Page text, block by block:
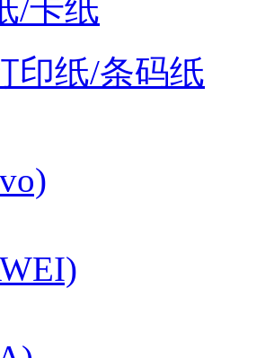
/卡纸
印纸/条码纸